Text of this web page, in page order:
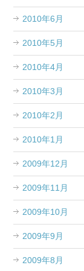
2010年6月
2010年5月
2010年4月
2010年3月
2010年2月
2010年1月
2009年12月
2009年11月
2009年10月
2009年9月
2009年8月